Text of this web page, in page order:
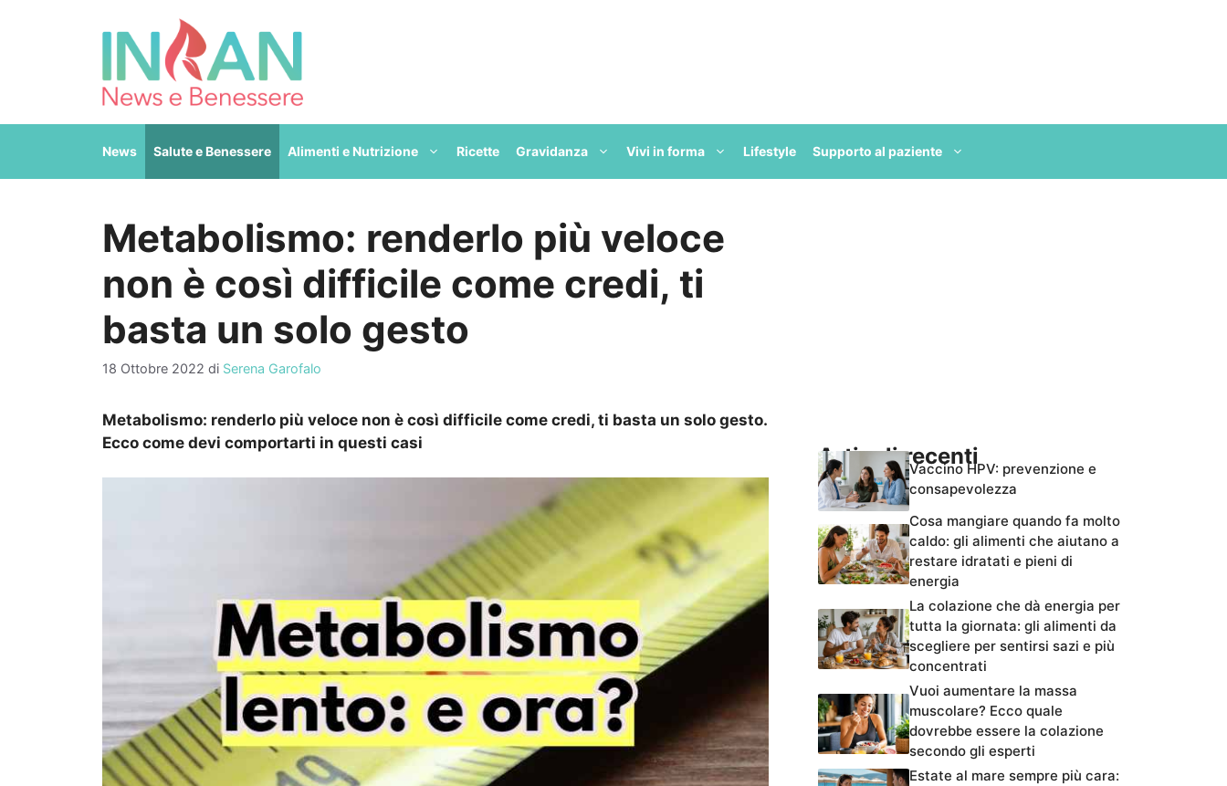
News Salute e Benessere Alimenti e Nutrizione Ricette Gravidanza Vivi in forma Lifestyle Supporto al paziente
Metabolismo: renderlo più veloce
non è così difficile come credi, ti
basta un solo gesto
18 Ottobre 2022 di Serena Garofalo
Metabolismo: renderlo più veloce non è così difficile come credi, ti basta un solo gesto.
Ecco come devi comportarti in questi casi
Articoli recentiVaccino HPV: prevenzione e
consapevolezza
Cosa mangiare quando fa molto
caldo: gli alimenti che aiutano a
restare idratati e pieni di
energia
La colazione che dà energia per
tutta la giornata: gli alimenti da
scegliere per sentirsi sazi e più
concentrati
Vuoi aumentare la massa
muscolare? Ecco quale
dovrebbe essere la colazione
secondo gli esperti
Estate al mare sempre più cara: